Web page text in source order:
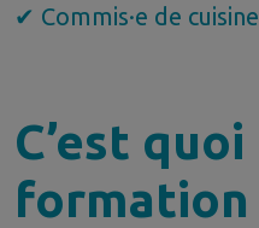
✔ Commis·e de
C’est quoi
formation